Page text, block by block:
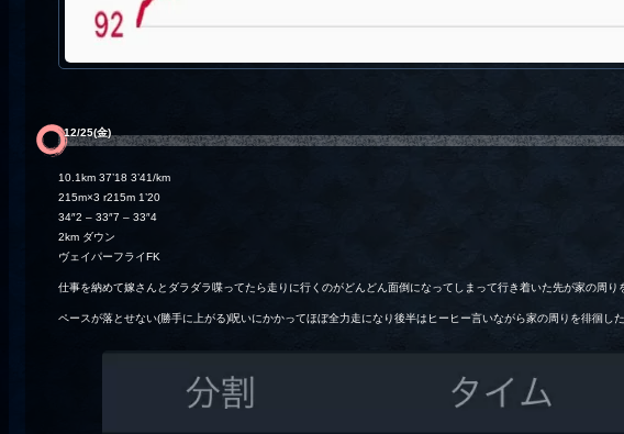
12/25(金)
10.1km 37’18 3’41/km
215m×3 r215m 1’20
34″2 – 33″7 – 33″4
2km ダウン
ヴェイパーフライFK
仕事を納めて嫁さんとダラダラ喋ってたら走りに行くのがどんどん面倒になってしまって行き着いた先が家の周り
ペースが落とせない(勝手に上がる)呪いにかかってほぼ全力走になり後半はヒーヒー言いながら家の周りを徘徊した